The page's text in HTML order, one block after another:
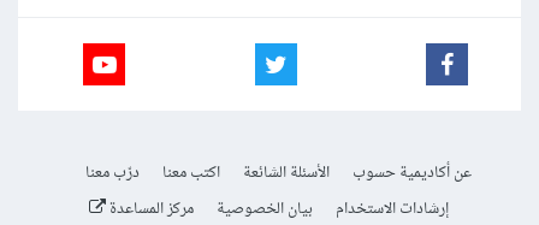
عن أكاديمية حسوب الأسئلة الشائعة اكتب معنا
درّب معنا
إرشادات الاستخدام
بيان الخصوصية مركز المساعدة